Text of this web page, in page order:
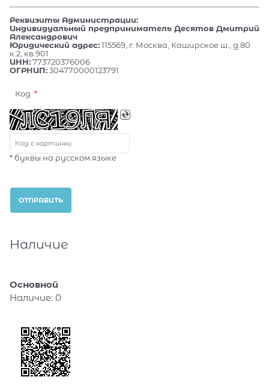
Реквизиты Администрации:
Индивидуальный предприниматель Десятов Дмитрий
Александрович
Юридический адрес:115569, г. Москва, Каширское ш., д.80
к.2, кв.901
ИНН:773720376006
ОГРНИП:304770000123791
Код
* буквы на русском языке
Наличие
Основной
Наличие: 0